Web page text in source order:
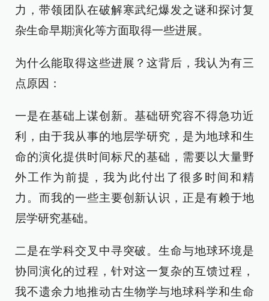
力，带领团队在破解寒武纪爆发之谜和探讨复
杂生命早期演化等方面取得一些进展。
为什么能取得这些进展？这背后，我认为有三
点原因：
一是在基础上谋创新。基础研究容不得急功近
利，由于我从事的地层学研究，是为地球和生
命的演化提供时间标尺的基础，需要以大量野
外工作为前提，我为此付出了很多时间和精
力。而我的一些主要创新认识，正是有赖于地
层学研究基础。
二是在学科交叉中寻突破。生命与地球环境是
协同演化的过程，针对这一复杂的互馈过程，
我不遗余力地推动古生物学与地球科学和生命